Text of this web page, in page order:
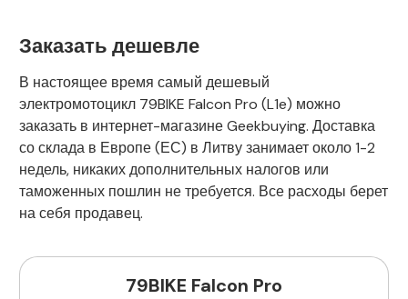
Заказать дешевле
В настоящее время самый дешевый
электромотоцикл 79BIKE Falcon Pro (L1e) можно
заказать в интернет-магазине Geekbuying. Доставка
со склада в Европе (ЕС) в Литву занимает около 1-2
недель, никаких дополнительных налогов или
таможенных пошлин не требуется. Все расходы берет
на себя продавец.
79BIKE Falcon Pro